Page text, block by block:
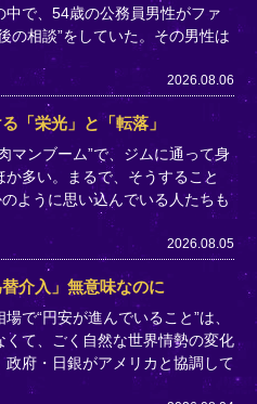
で、54歳の公務員男性がファ
の相談”をしていた。その男性は
2026.08.06
「栄光」と「転落」
マンブーム”で、ジムに通って身
多い。まるで、そうすること
ように思い込んでいる人たちも
2026.08.05
介入」無意味なのに
で“円安が進んでいること”は、
て、ごく自然な世界情勢の変化
府・日銀がアメリカと協調して